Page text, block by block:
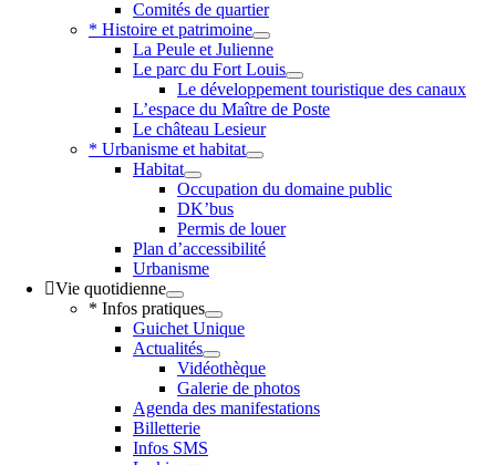
Comités de quartier
* Histoire et patrimoine
La Peule et Julienne
Le parc du Fort Louis
Le développement touristique des canaux
L’espace du Maître de Poste
Le château Lesieur
* Urbanisme et habitat
Habitat
Occupation du domaine public
DK’bus
Permis de louer
Plan d’accessibilité
Urbanisme
Vie quotidienne
* Infos pratiques
Guichet Unique
Actualités
Vidéothèque
Galerie de photos
Agenda des manifestations
Billetterie
Infos SMS